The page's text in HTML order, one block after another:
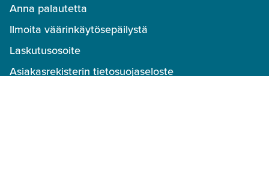
Anna palautetta
Ilmoita väärinkäytösepäilystä
Laskutusosoite
Asiakasrekisterin tietosuojaseloste